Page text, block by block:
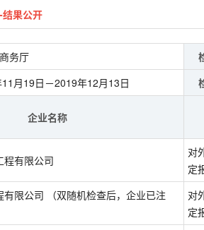
果公开
务厅
月19日－2019年12月13日
企业名称
程有限公司
对
定
限公司 （双随机检查后，企业已注
对
定